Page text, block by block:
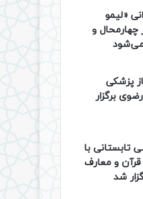
«لیمو
و
می‌شود
پزشکی
برگزار
تابستانی با
و معارف
شد